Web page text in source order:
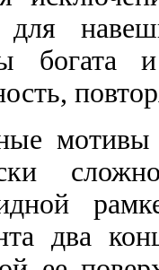
для
богата
два